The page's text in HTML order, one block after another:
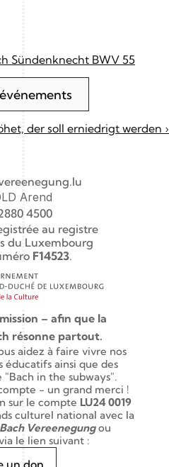
Sündenknecht BWV 55
der soll erniedrigt werden ›
Arend
4500
au registre
du Luxembourg
F14523.
– afin que la
résonne partout.
aidez à faire vivre nos
éducatifs ainsi que des
in the subways".
- un grand merci !
sur le compte LU24 0019
culturel national avec la
Vereenegung ou
le lien suivant :
un don